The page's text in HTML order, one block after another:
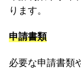
ります。
申請書類
必要な申請書類